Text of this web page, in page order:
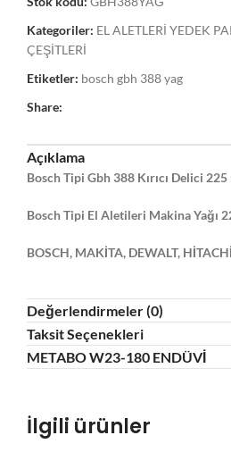
Kategoriler: EL ALETLERİ YEDEK
ÇEŞİTLERİ
Etiketler: bosch gbh 388 yag
Share:
Açıklama
Bosch Tipi Gbh 388 Kırıcı Delici 225
Bosch Tipi El Aletileri Makina Yağı
BOSCH, MAKİTA, DEWALT,
Değerlendirmeler (0)
Taksit Seçenekleri
METABO W23-180 ENDÜVİ
İlgili ürünler